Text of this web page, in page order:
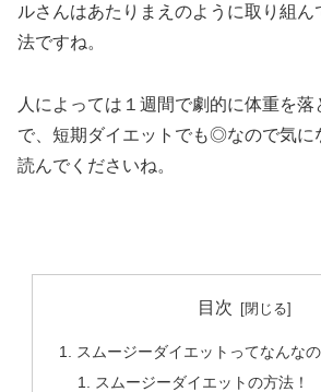
ルさんはあたりまえのように取り組
法ですね。
人によっては１週間で劇的に体重を
で、短期ダイエットでも◎なので気に
読んでくださいね。
目次
スムージーダイエットってなんなの
スムージーダイエットの方法！